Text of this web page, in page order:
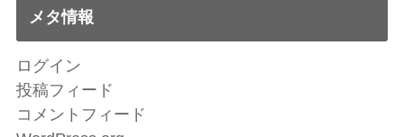
メタ情報
ログイン
投稿フィード
コメントフィード